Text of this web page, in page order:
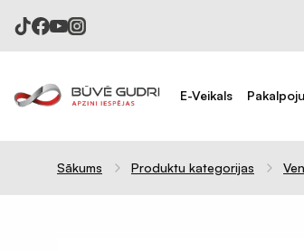
E-Veikals
Sākums Produktu kategorijas
Celtniecības plēves